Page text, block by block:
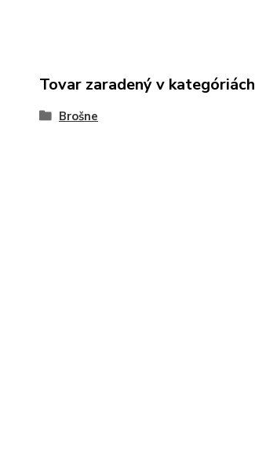
Tovar zaradený v kategóriách
Brošne